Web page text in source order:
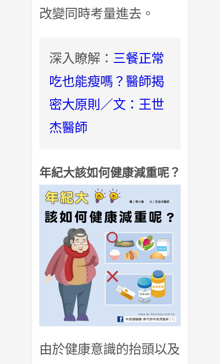
改變同時考量進去。
深入瞭解： 三餐正常
吃也能瘦嗎？醫師揭
密大原則／文：王世
杰醫師
年紀大該如何健康減重呢？
由於健康意識的抬頭以及